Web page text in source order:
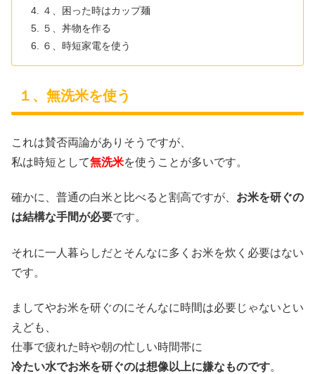
４、困った時はカップ麺
５、丼物を作る
６、時短家電を使う
１、無洗米を使う
これは賛否両論がありそうですが、
私は時短として無洗米を使うことが多いです。
確かに、普通の白米と比べると割高ですが、 お米を研ぐの
は結構な手間が必要です。
それに一人暮らしだとそんなに多くお米を炊く必要はない
です。
ましてやお米を研ぐのにそんなに時間は必要じゃないとい
えども、
仕事で疲れた時や朝の忙しい時間帯に
冷たい水でお米を研ぐのは想像以上に嫌なものです。